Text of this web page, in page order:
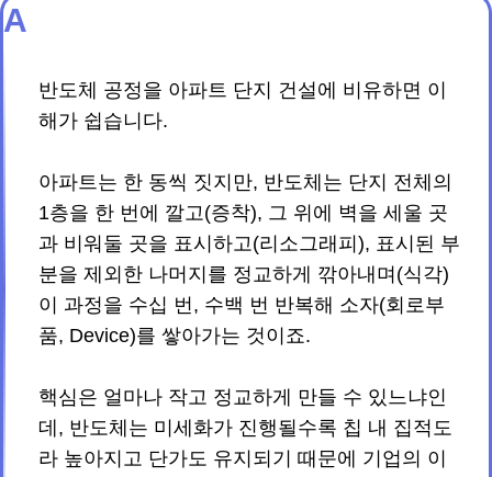
A
반도체 공정을 아파트 단지 건설에 비유하면 이
해가 쉽습니다.
아파트는 한 동씩 짓지만, 반도체는 단지 전체의
1층을 한 번에 깔고(증착), 그 위에 벽을 세울 곳
과 비워둘 곳을 표시하고(리소그래피), 표시된 부
분을 제외한 나머지를 정교하게 깎아내며(식각)
이 과정을 수십 번, 수백 번 반복해 소자(회로부
품, Device)를 쌓아가는 것이죠.
핵심은 얼마나 작고 정교하게 만들 수 있느냐인
데, 반도체는 미세화가 진행될수록 칩 내 집적도
라 높아지고 단가도 유지되기 때문에 기업의 이